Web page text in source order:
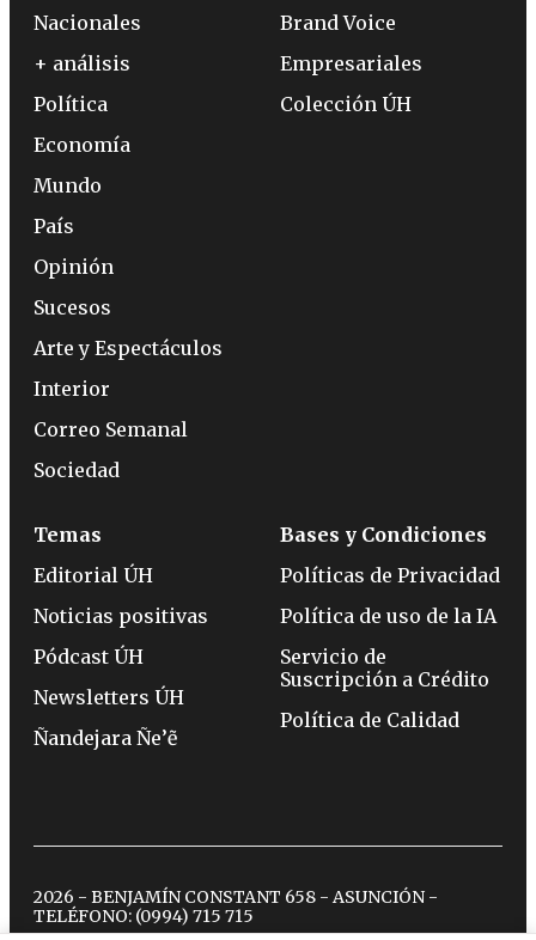
Nacionales
+ análisis
Política
Economía
Mundo
País
Opinión
Sucesos
Arte y Espectáculos
Interior
Correo Semanal
Sociedad
Brand Voice
Empresariales
Colección ÚH
Temas
Editorial ÚH
Noticias positivas
Pódcast ÚH
Newsletters ÚH
Ñandejara Ñe’ẽ
Bases y Condiciones
Políticas de Privacidad
Política de uso de la IA
Servicio de
Suscripción a Crédito
Política de Calidad
2026 - BENJAMÍN CONSTANT 658 - ASUNCIÓN -
TELÉFONO: (0994) 715 715